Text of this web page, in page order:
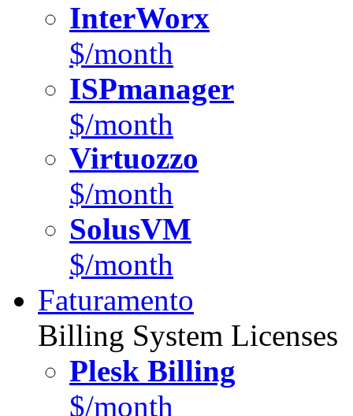
InterWorx
$/month
ISPmanager
$/month
Virtuozzo
$/month
SolusVM
$/month
Faturamento
Billing System Licenses
Plesk Billing
$/month